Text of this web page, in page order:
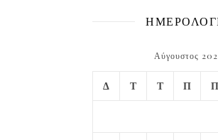
Αύγουστος
Δ Τ Τ Π Π